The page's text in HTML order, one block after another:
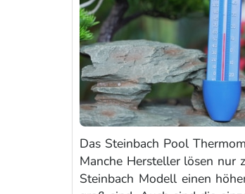
Das Steinbach Pool
Manche Hersteller lösen nur
Steinbach Modell einen